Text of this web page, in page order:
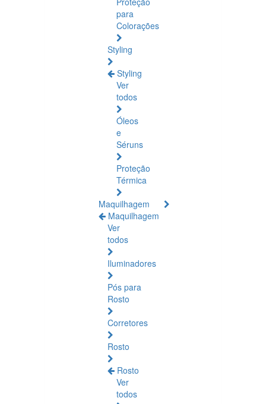
para
Colorações
Styling
Styling
Ver
todos
Óleos
e
Séruns
Proteção
Térmica
Maquilhagem
Maquilhagem
Ver
todos
Iluminadores
Pós para
Rosto
Corretores
Rosto
Rosto
Ver
todos